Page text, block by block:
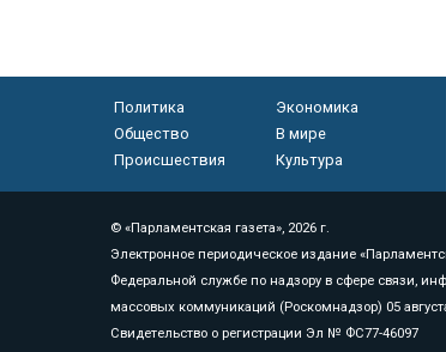
Политика
Экономика
Общество
В мире
Происшествия
Культура
© «Парламентская газета», 2026 г.
Электронное периодическое издание
Федеральной службе по надзору в сфере связи,
массовых коммуникаций (Роскомнадзор) 05
Свидетельство о регистрации Эл № ФС77-46097